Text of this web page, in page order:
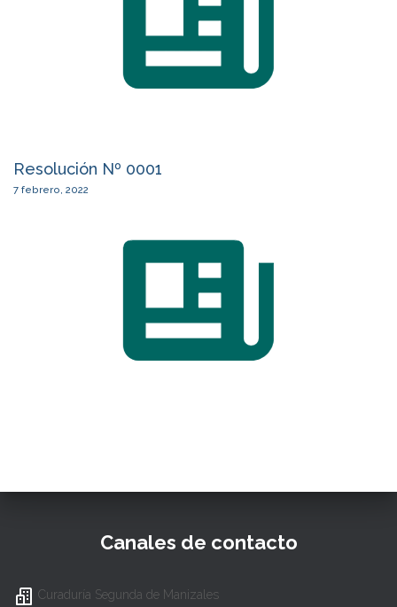
Resolución Nº 0001
7 febrero, 2022
Canales de contacto
Curaduría Segunda de Manizales